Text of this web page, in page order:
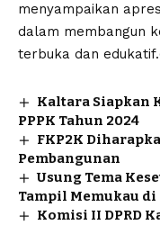
menyampaikan
dalam membangun
terbuka dan
Kaltara Siapkan
PPPK Tahun 2024
FKP2K
Pembangunan
Usung Tema
Tampil Memukau di
Komisi II DPRD